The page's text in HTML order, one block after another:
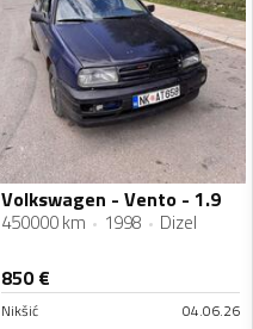
Volkswagen - Vento - 1.9
450000 km 1998 Dizel
850€
Nikšić 04.06.26